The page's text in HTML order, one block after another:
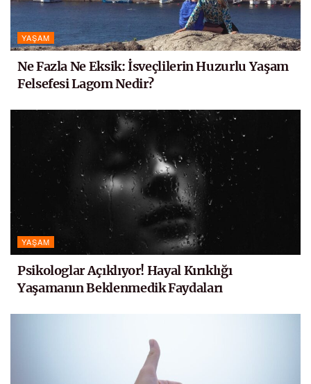
YAŞAM
Ne Fazla Ne Eksik: İsveçlilerin Huzurlu Yaşam
Felsefesi Lagom Nedir?
YAŞAM
Psikologlar Açıklıyor! Hayal Kırıklığı
Yaşamanın Beklenmedik Faydaları